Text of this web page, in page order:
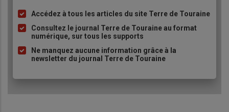
Liste
à
puce
Accédez à tous les articles du site Terre de Touraine
Consultez le journal Terre de Touraine au format
numérique, sur tous les supports
Ne manquez aucune information grâce à la
newsletter du journal Terre de Touraine